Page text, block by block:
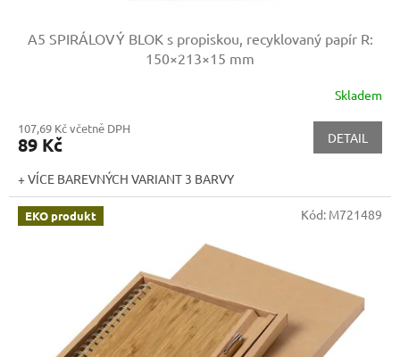
A5 SPIRÁLOVÝ BLOK s propiskou, recyklovaný papír R:
150×213×15 mm
Skladem
107,69 Kč včetně DPH
89 Kč DETAIL
+ VÍCE BAREVNÝCH VARIANT 3 BARVY
EKO produkt Kód: M721489